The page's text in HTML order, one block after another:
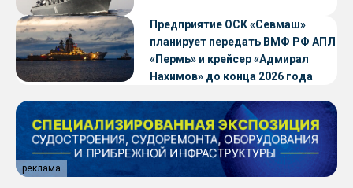
Предприятие ОСК «Севмаш»
планирует передать ВМФ РФ АПЛ
«Пермь» и крейсер «Адмирал
Нахимов» до конца 2026 года
реклама